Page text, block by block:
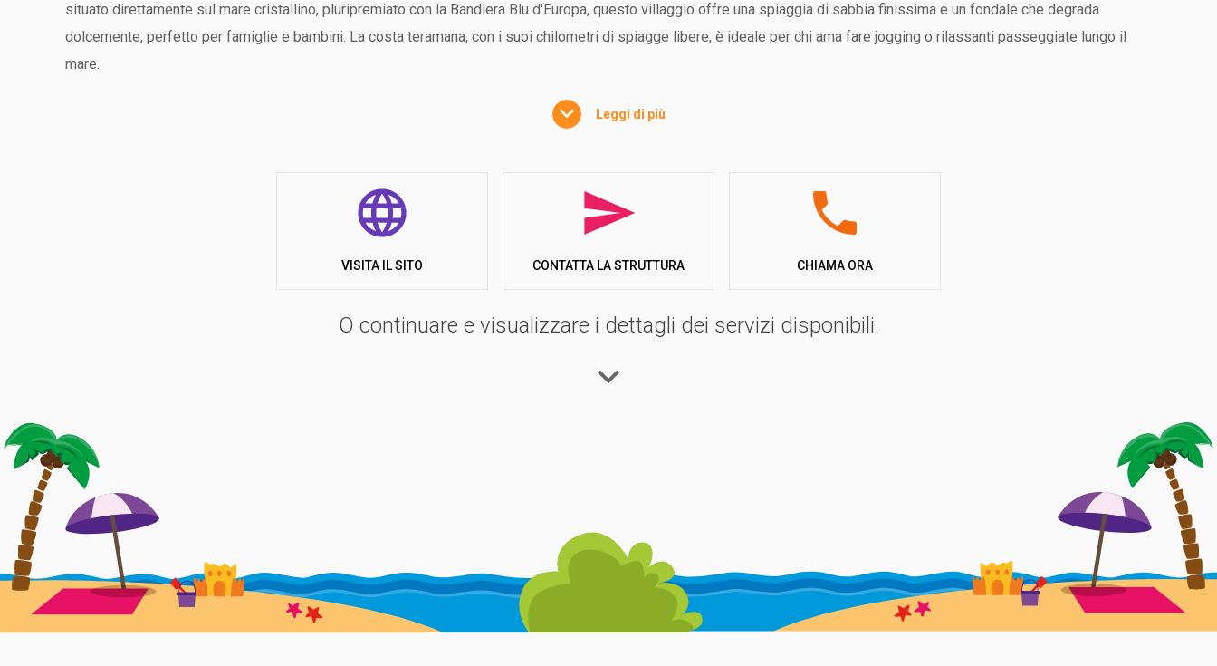
situato direttamente sul mare cristallino, pluripremiato con la Bandiera Blu d'Europa, questo villaggio offre una spiaggia di sabbia finissima e un fondale che degrada
dolcemente, perfetto per famiglie e bambini. La costa teramana, con i suoi chilometri di spiagge libere, è ideale per chi ama fare jogging o rilassanti passeggiate lungo il
mare.
l'atmosfera accogliente lo rendono una destinazione ideale per ogni tipo di soggiorno.
idromassaggio. In serata, l’atmosfera si anima attorno alla piscina principale, dove si svolgono eventi e spettacoli che coinvolgono tutti gli ospiti.
risveglio muscolare e proseguono con giochi di squadra, tornei, spettacoli di mimi, acrobati, prestigiatori, e serate di cabaret e folklore. Non mancano le feste a tema, serate
in discoteca, baby dance e il liscio per gli amanti della tradizione. Grazie a questo programma ricco e variegato, la noia è bandita!
Una Spiaggia Privata con Tutti i Comfort
Il Villaggio Lido d’Abruzzo si affaccia su una splendida spiaggia privata, caratterizzata da sabbia finissima e acque pulite. Qui, gli ospiti possono affittare ombrelloni, lettini e
pedalò, oppure rinfrescarsi al chiosco che serve bevande e gelati. Per chi desidera un po' di movimento, il team di animazione organizza ogni giorno giochi e ginnastica in
spiaggia, coinvolgendo adulti e bambini in attività divertenti e dinamiche.
Leggi di più
VISITA IL SITO CONTATTA LA STRUTTURA CHIAMA ORA
O continuare e visualizzare i dettagli dei servizi disponibili.